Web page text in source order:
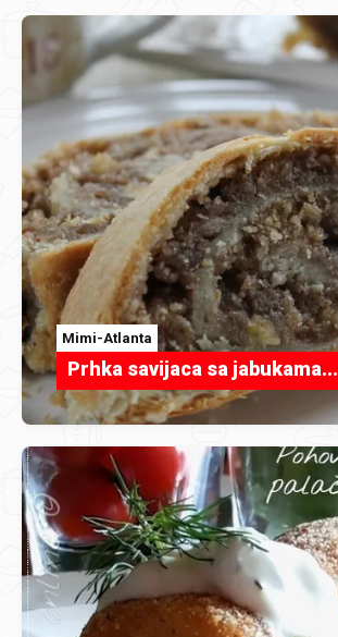
Mimi-Atlanta
Prhka savijaca sa jabukama...